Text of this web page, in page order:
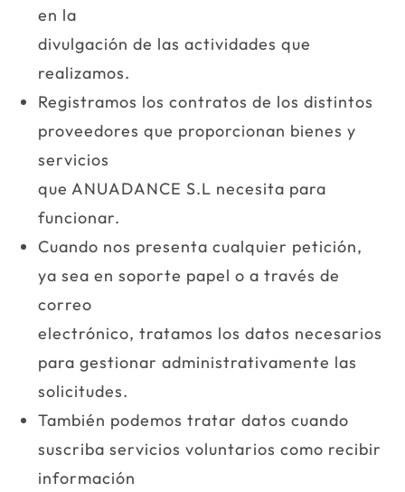
en la
divulgación de las actividades que
realizamos.
Registramos los contratos de los distintos
proveedores que proporcionan bienes y
servicios
que ANUADANCE S.L necesita para
funcionar.
Cuando nos presenta cualquier petición,
ya sea en soporte papel o a través de
correo
electrónico, tratamos los datos necesarios
para gestionar administrativamente las
solicitudes.
También podemos tratar datos cuando
suscriba servicios voluntarios como recibir
información